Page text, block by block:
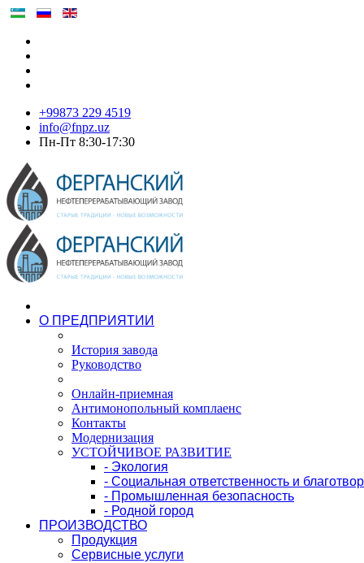
+99873 229 4519
info@fnpz.uz
Пн-Пт 8:30-17:30
О ПРЕДПРИЯТИИ
История завода
Руководство
Онлайн-приемная
Антимонопольный комплаенс
Контакты
Модернизация
УСТОЙЧИВОЕ РАЗВИТИЕ
- Экология
- Социальная ответственность и
- Промышленная безопасность
- Родной город
ПРОИЗВОДСТВО
Продукция
Сервисные услуги